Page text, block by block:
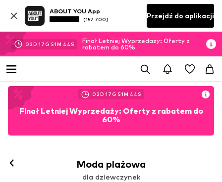
ABOUT YOU App
(152 700) Przejdź do aplikacji
02D 17 G 51M 43 S
Finał Letniej Wyprzedaży: Oferty z
rabatem do 60%
02D 17 G 51M 43 S
Finał Letniej Wyprzedaży: Oferty z rabatem do
60%
Moda plażowa
dla dziewczynek